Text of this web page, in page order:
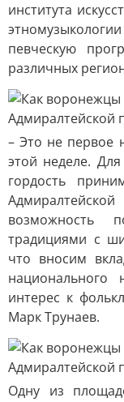
института
певческую
различных
– Это не первое
этой неделе.
гордость
возможность
традициями с
что вносим
национального
интерес к
Марк Трунаев.
Одну из